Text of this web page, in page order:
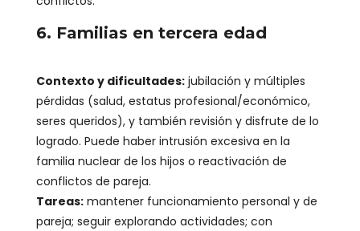
6. Familias en tercera edad
Contexto y dificultades:jubilación y múltiples
pérdidas (salud, estatus profesional/económico,
seres queridos), y también revisión y disfrute de lo
logrado. Puede haber intrusión excesiva en la
familia nuclear de los hijos o reactivación de
conflictos de pareja.
Tareas:mantener funcionamiento personal y de
pareja; seguir explorando actividades; con